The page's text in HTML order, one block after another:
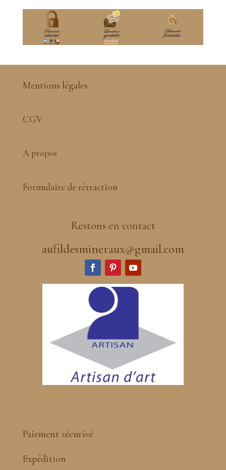
Mentions légales
CGV
A propos
Formulaire de rétraction
Restons en contact
aufildesmineraux@gmail.com
Paiement sécurisé
Expédition